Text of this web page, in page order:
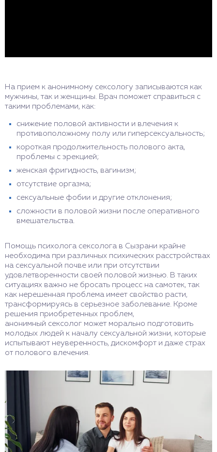
На прием к анонимному сексологу записываются как
мужчины, так и женщины. Врач поможет справиться с
такими проблемами, как:
снижение половой активности и влечения к
противоположному полу или гиперсексуальность;
короткая продолжительность полового акта,
проблемы с эрекцией;
женская фригидность, вагинизм;
отсутствие оргазма;
сексуальные фобии и другие отклонения;
сложности в половой жизни после оперативного
вмешательства.
Помощь психолога сексолога в Сызрани крайне
необходима при различных психических расстройствах
на сексуальной почве или при отсутствии
удовлетворенности своей половой жизнью. В таких
ситуациях важно не бросать процесс на самотек, так
как нерешенная проблема имеет свойство расти,
трансформируясь в серьезное заболевание. Кроме
решения приобретенных проблем,
анонимный сексолог может морально подготовить
молодых людей к началу сексуальной жизни, которые
испытывают неуверенность, дискомфорт и даже страх
от полового влечения.